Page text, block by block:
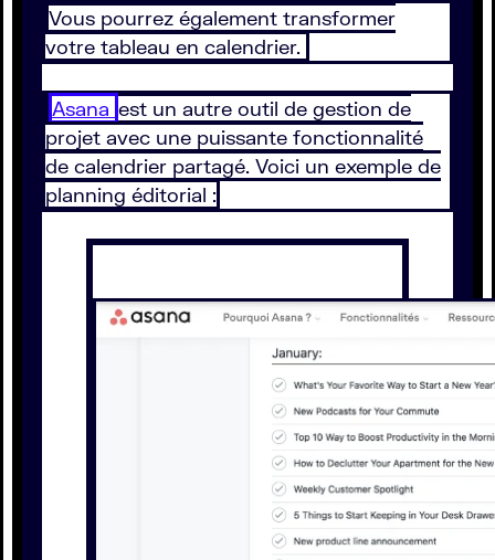
Vous pourrez également transformer
votre tableau en calendrier.
Asana est un autre outil de gestion de
projet avec une puissante fonctionnalité
de calendrier partagé. Voici un exemple de
planning éditorial :